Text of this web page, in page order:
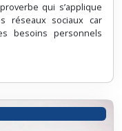
qui s’applique
réseaux sociaux car
besoins personnels